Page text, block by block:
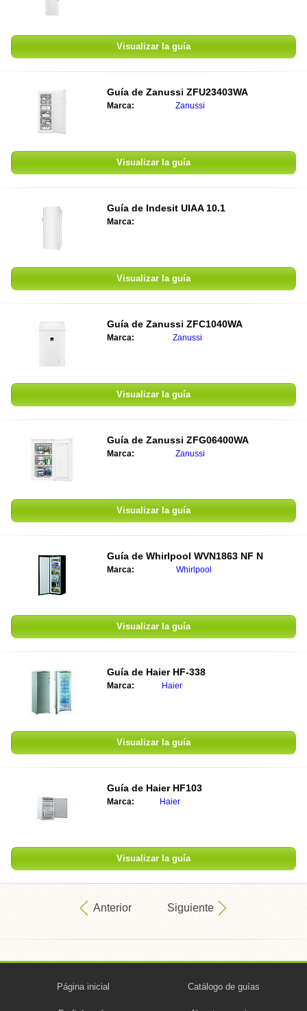
Visualizar la guía
Guía de Zanussi ZFU23403WA
Marca: Zanussi
Visualizar la guía
Guía de Indesit UIAA 10.1
Marca:
Visualizar la guía
Guía de Zanussi ZFC1040WA
Marca: Zanussi
Visualizar la guía
Guía de Zanussi ZFG06400WA
Marca: Zanussi
Visualizar la guía
Guía de Whirlpool WVN1863 NF N
Marca: Whirlpool
Visualizar la guía
Guía de Haier HF-338
Marca: Haier
Visualizar la guía
Guía de Haier HF103
Marca: Haier
Visualizar la guía
Anterior Siguiente
Página inicial Catálogo de guías